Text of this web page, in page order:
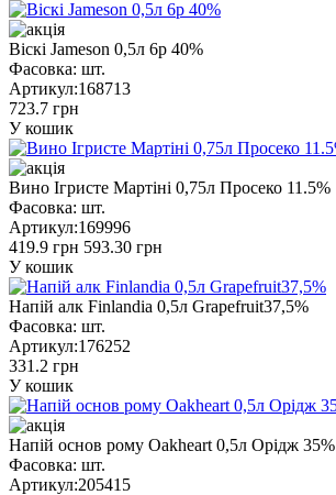
Віскі Jameson 0,5л 6р 40%
Фасовка: шт.
Артикул:168713
723.7 грн
У кошик
Вино Ігристе Мартіні 0,75л Просеко 11.5%
Фасовка: шт.
Артикул:169996
419.9 грн 593.30 грн
У кошик
Напій алк Finlandia 0,5л Grapefruit37,5%
Фасовка: шт.
Артикул:176252
331.2 грн
У кошик
Напій основ рому Oakheart 0,5л Орідж 35%
Фасовка: шт.
Артикул:205415